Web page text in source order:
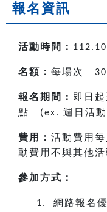
報名資訊
活動時間：
名額： 每場次 30
報名期間： 即日
點 (ex. 週日活
費用： 活動費用每
動費用不與其他活
參加方式：
1. 網路報名